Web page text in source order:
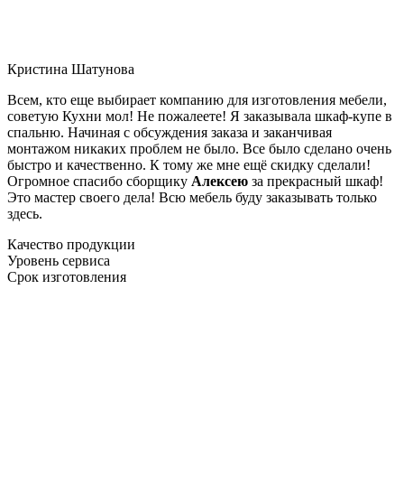
Кристина Шатунова
Всем, кто еще выбирает компанию для изготовления мебели,
советую Кухни мол! Не пожалеете! Я заказывала шкаф-купе в
спальню. Начиная с обсуждения заказа и заканчивая
монтажом никаких проблем не было. Все было сделано очень
быстро и качественно. К тому же мне ещё скидку сделали!
Огромное спасибо сборщику Алексею за прекрасный шкаф!
Это мастер своего дела! Всю мебель буду заказывать только
здесь.
Качество продукции
Уровень сервиса
Срок изготовления